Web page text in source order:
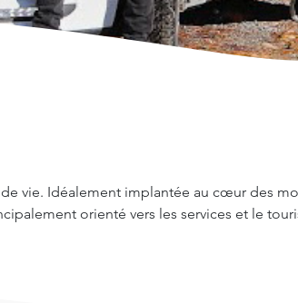
vie. Idéalement implantée au cœur des
orienté vers les services et le